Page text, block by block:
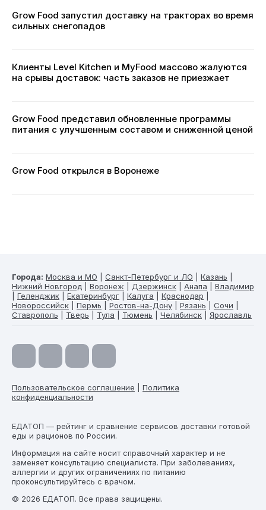
Grow Food запустил доставку на тракторах во время
сильных снегопадов
Клиенты Level Kitchen и MyFood массово жалуются
на срывы доставок: часть заказов не приезжает
Grow Food представил обновленные программы
питания с улучшенным составом и сниженной ценой
Grow Food открылся в Воронеже
Города: Москва и МО Санкт-Петербург и ЛО Казань
Нижний Новгород
Воронеж Дзержинск Анапа
Владимир
Геленджик Екатеринбург Калуга Краснодар
Новороссийск
Пермь Ростов-на-Дону Рязань Сочи
Ставрополь
Тверь Тула Тюмень Челябинск Ярославль
Пользовательское соглашение
Политика
конфиденциальности
ЕДАТОП — рейтинг и сравнение сервисов доставки готовой
еды и рационов по России.
Информация на сайте носит справочный характер и не
заменяет консультацию специалиста. При заболеваниях,
аллергии и других ограничениях по питанию
проконсультируйтесь с врачом.
© 2026 ЕДАТОП. Все права защищены.